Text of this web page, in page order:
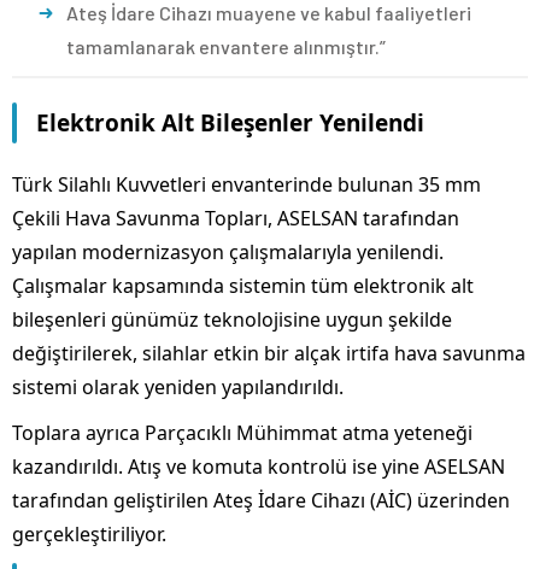
Ateş İdare Cihazı muayene ve kabul faaliyetleri
tamamlanarak envantere alınmıştır.”
Elektronik Alt Bileşenler Yenilendi
Türk Silahlı Kuvvetleri envanterinde bulunan 35 mm
Çekili Hava Savunma Topları, ASELSAN tarafından
yapılan modernizasyon çalışmalarıyla yenilendi.
Çalışmalar kapsamında sistemin tüm elektronik alt
bileşenleri günümüz teknolojisine uygun şekilde
değiştirilerek, silahlar etkin bir alçak irtifa hava savunma
sistemi olarak yeniden yapılandırıldı.
Toplara ayrıca Parçacıklı Mühimmat atma yeteneği
kazandırıldı. Atış ve komuta kontrolü ise yine ASELSAN
tarafından geliştirilen Ateş İdare Cihazı (AİC) üzerinden
gerçekleştiriliyor.